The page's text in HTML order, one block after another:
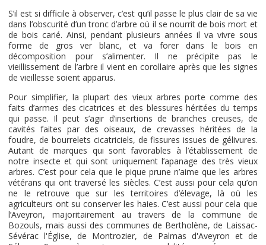
S’il est si difficile à observer, c’est qu’il passe le plus clair de sa vie
dans l’obscurité d’un tronc d’arbre où il se nourrit de bois mort et
de bois carié. Ainsi, pendant plusieurs années il va vivre sous
forme de gros ver blanc, et va forer dans le bois en
décomposition pour s’alimenter. Il ne précipite pas le
vieillissement de l’arbre il vient en corollaire après que les signes
de vieillesse soient apparus.
Pour simplifier, la plupart des vieux arbres porte comme des
faits d’armes des cicatrices et des blessures héritées du temps
qui passe. Il peut s’agir d’insertions de branches creuses, de
cavités faites par des oiseaux, de crevasses héritées de la
foudre, de bourrelets cicatriciels, de fissures issues de gélivures.
Autant de marques qui sont favorables à l’établissement de
notre insecte et qui sont uniquement l’apanage des très vieux
arbres. C’est pour cela que le pique prune n’aime que les arbres
vétérans qui ont traversé les siècles. C’est aussi pour cela qu’on
ne le retrouve que sur les territoires d’élevage, là où les
agriculteurs ont su conserver les haies. C’est aussi pour cela que
l’Aveyron, majoritairement au travers de la commune de
Bozouls, mais aussi des communes de Bertholène, de Laissac-
Sévérac l'Église, de Montrozier, de Palmas d'Aveyron et de